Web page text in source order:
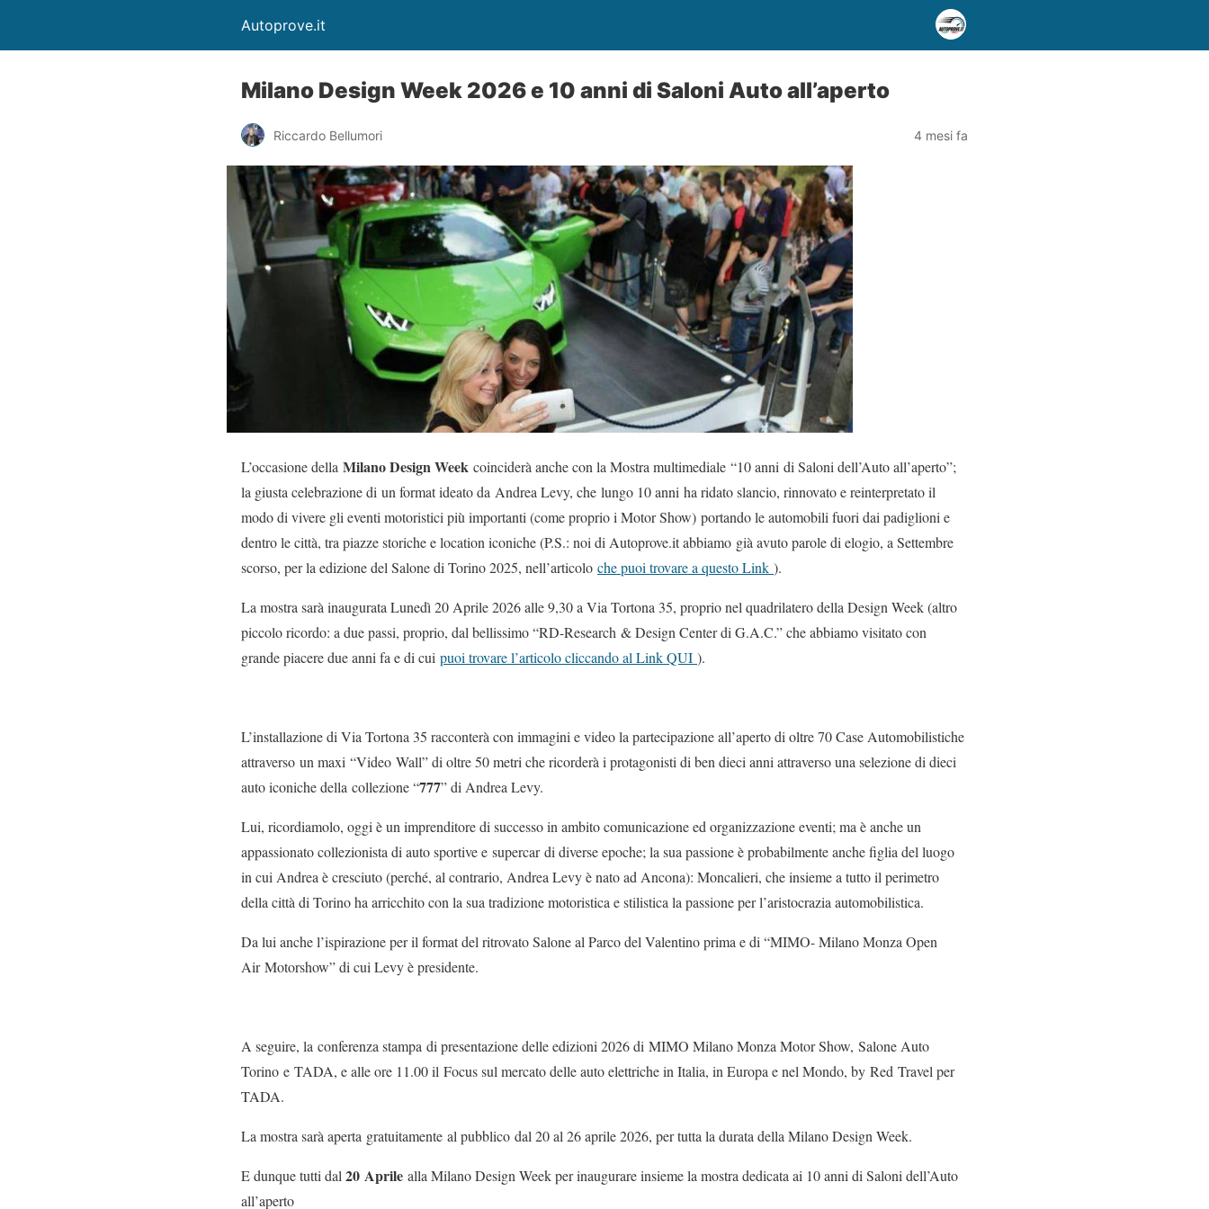
Autoprove.it
Milano Design Week 2026 e 10 anni di Saloni Auto all’aperto
Riccardo Bellumori 4 mesi fa
L’occasione della Milano Design Week coinciderà anche con la Mostra multimediale “10 anni di Saloni dell’Auto all’aperto”;
la giusta celebrazione di un format ideato da Andrea Levy, che lungo 10 anni ha ridato slancio, rinnovato e reinterpretato il
modo di vivere gli eventi motoristici più importanti (come proprio i Motor Show) portando le automobili fuori dai padiglioni e
dentro le città, tra piazze storiche e location iconiche (P.S.: noi di Autoprove.it abbiamo già avuto parole di elogio, a Settembre
scorso, per la edizione del Salone di Torino 2025, nell’articolo che puoi trovare a questo Link ).
La mostra sarà inaugurata Lunedì 20 Aprile 2026 alle 9,30 a Via Tortona 35, proprio nel quadrilatero della Design Week (altro
piccolo ricordo: a due passi, proprio, dal bellissimo “RD-Research & Design Center di G.A.C.” che abbiamo visitato con
grande piacere due anni fa e di cui puoi trovare l’articolo cliccando al Link QUI ).
L’installazione di Via Tortona 35 racconterà con immagini e video la partecipazione all’aperto di oltre 70 Case Automobilistiche
attraverso un maxi “Video Wall” di oltre 50 metri che ricorderà i protagonisti di ben dieci anni attraverso una selezione di dieci
auto iconiche della collezione “777” di Andrea Levy.
Lui, ricordiamolo, oggi è un imprenditore di successo in ambito comunicazione ed organizzazione eventi; ma è anche un
appassionato collezionista di auto sportive e supercar di diverse epoche; la sua passione è probabilmente anche figlia del luogo
in cui Andrea è cresciuto (perché, al contrario, Andrea Levy è nato ad Ancona): Moncalieri, che insieme a tutto il perimetro
della città di Torino ha arricchito con la sua tradizione motoristica e stilistica la passione per l’aristocrazia automobilistica.
Da lui anche l’ispirazione per il format del ritrovato Salone al Parco del Valentino prima e di “MIMO- Milano Monza Open
Air Motorshow” di cui Levy è presidente.
A seguire, la conferenza stampa di presentazione delle edizioni 2026 di MIMO Milano Monza Motor Show, Salone Auto
Torino e TADA, e alle ore 11.00 il Focus sul mercato delle auto elettriche in Italia, in Europa e nel Mondo, by Red Travel per
TADA.
La mostra sarà aperta gratuitamente al pubblico dal 20 al 26 aprile 2026, per tutta la durata della Milano Design Week.
E dunque tutti dal 20 Aprile alla Milano Design Week per inaugurare insieme la mostra dedicata ai 10 anni di Saloni dell’Auto
all’aperto